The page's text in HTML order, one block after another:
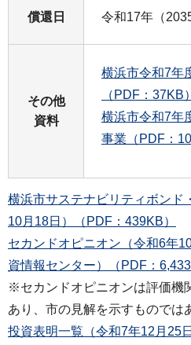
償還日 令和17年（
その他
資料
横浜市令和7年
（PDF：37KB）
横浜市令和7年
事業（PDF：
横浜市サステナビリティボンド
10月18日）（PDF：439KB）
セカンドオピニオン（令和6年
資情報センター）（PDF：
※セカンドオピニオンは評価機
あり、市の見解を示すものでは
投資表明一覧（令和7年12月25